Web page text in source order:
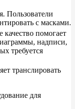
Пользователи
с масками.
помогает
надписи,
требуется
транслировать
для